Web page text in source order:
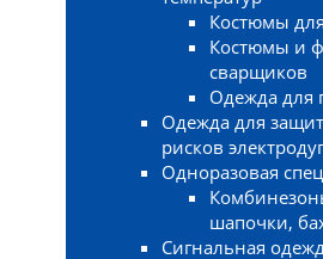
Костюмы
Костюмы и
сварщиков
Одежда для
Одежда для
рисков
Одноразовая
шапочки,
Сигнальная